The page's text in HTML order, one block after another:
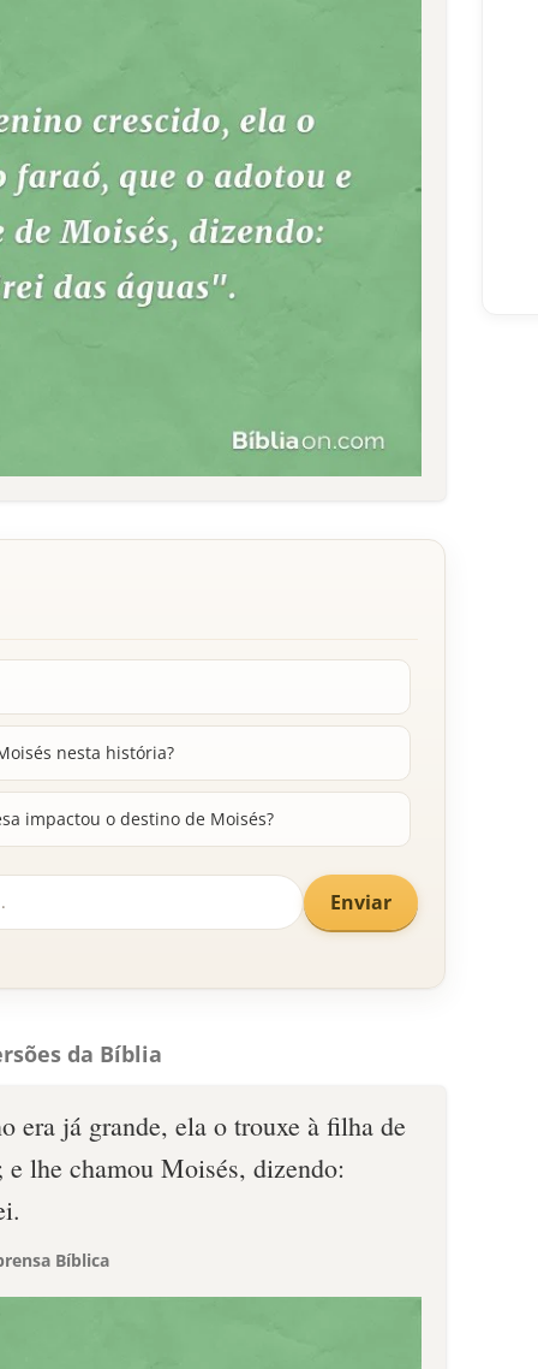
nesta história?
impactou o destino de Moisés?
Enviar
da Bíblia
era já grande, ela o trouxe à filha de
e lhe chamou Moisés, dizendo:
Bíblica